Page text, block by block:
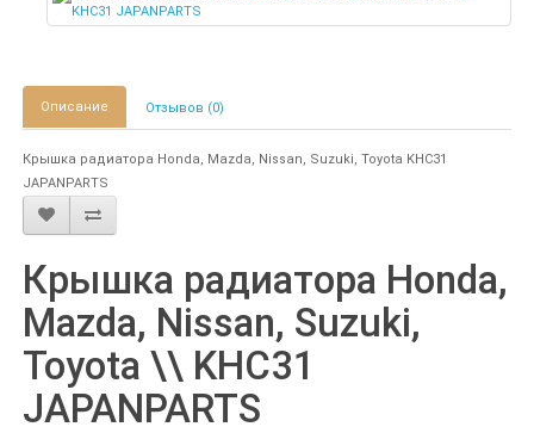
Описание Отзывов (0)
Крышка радиатора Honda, Mazda, Nissan, Suzuki, Toyota KHC31
JAPANPARTS
Крышка радиатора Honda,
Mazda, Nissan, Suzuki,
Toyota \\ KHC31
JAPANPARTS